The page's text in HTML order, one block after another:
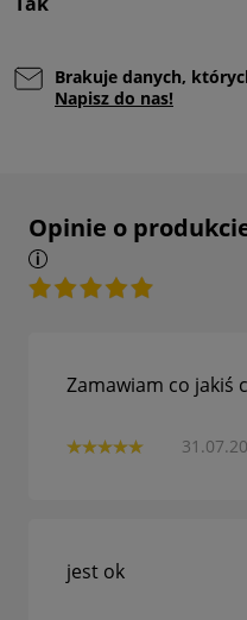
Brakuje danych,
Napisz do nas!
Opinie o
Zamawiam co jakiś
jest ok